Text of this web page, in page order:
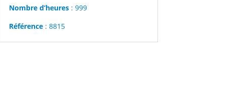
Nombre d’heures: 999
Référence: 8815